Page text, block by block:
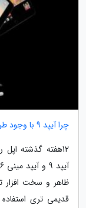
چرا آیپد 9 با وجود طراحی تکراری همچنان ارزشمند است؟